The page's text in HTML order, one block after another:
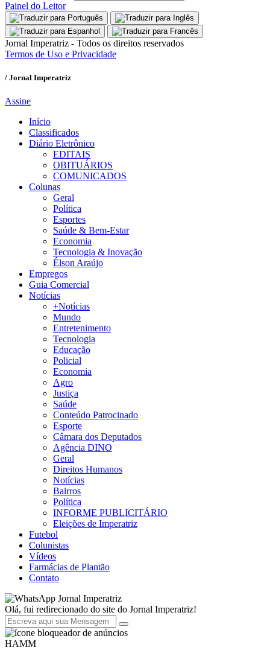
Painel do Leitor
Jornal Imperatriz - Todos os direitos reservados
Termos de Uso e Privacidade
/ Jornal Imperatriz
Assine
Início
Classificados
Diário Eletrônico
EDITAIS
OBITUÁRIOS
COMUNICADOS
Colunas
Geral
Política
Esportes
Saúde & Bem-Estar
Economia
Tecnologia & Inovação
Élson Araújo
Empregos
Guia Comercial
Notícias
+Notícias
Mundo
Entretenimento
Tecnologia
Educação
Policial
Economia
Agro
Justiça
Saúde
Conteúdo Patrocinado
Esporte
Câmara dos Deputados
Agência DINO
Geral
Direitos Humanos
Notícias
Bairros
Política
INFORME PUBLICITÁRIO
Eleições de Imperatriz
Futebol
Colunistas
Vídeos
Farmácias de Plantão
Contato
Jornal Imperatriz
Olá, fui redirecionado do site do Jornal Imperatriz!
HAMM